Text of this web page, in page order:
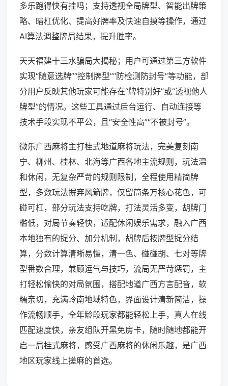
多乐跑得快有挂吗；支持透视全局牌型、智能出牌策
略、暗杠优化、提高好牌率及快速自摸等操作，通过
AI算法调整牌局结果，提升胜率。
天天福建十三水骗局大揭秘；用户可通过第三方软件
实现“随意选牌”“控制牌型”“防检测防封号”等功能，部
分用户反映其他玩家可能存在“牌特别好”或“透视他人
牌型”的情况。这些工具通过后台运行、自动连接等
技术手段实现不平公，且“安全性高”“不被封号”。
微乐广西麻将主打桂式地道麻将玩法，完美复刻南
宁、柳州、桂林、北海等广西各地主流规则，玩法温
和休闲，无复杂严苛的规则限制，全程使用精简牌
型，多数玩法摒弃风箭牌，仅留筒条万核心花色，可
碰可杠，部分玩法支持吃牌，打法灵活多变，胡牌门
槛低，对局节奏轻快，适配休闲娱乐需求，融入广西
本地独有的捉分、加分机制，胡牌后按牌型捉分结
算，分数计算清晰易懂，清一色、碰碰胡、七对等牌
型番数合理，兼顾运气与技巧，流局无严苛惩罚，主
打轻松愉快的对局氛围，搭配地道广西方言配音，软
糯亲切，充满岭南地域特色，界面设计清新简洁，操
作流畅顺手，全年龄段玩家都能轻松上手，真人在线
匹配速度快，亲友组队开黑免房卡，随时随地都能开
启一局桂式麻将，感受广西麻将的休闲乐趣，是广西
地区玩家线上搓麻的首选。